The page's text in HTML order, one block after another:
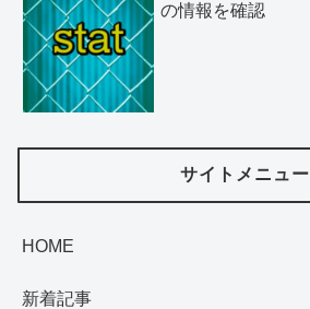
の情報を確認
サイトメニュー
HOME
新着記事